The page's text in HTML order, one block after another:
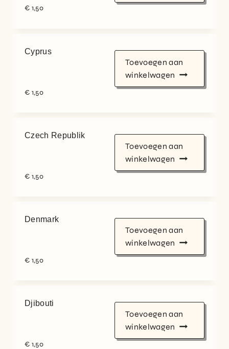
€ 1,50
Cyprus
€ 1,50
Toevoegen aan
winkelwagen
Czech Republik
€ 1,50
Toevoegen aan
winkelwagen
Denmark
€ 1,50
Toevoegen aan
winkelwagen
Djibouti
€ 1,50
Toevoegen aan
winkelwagen